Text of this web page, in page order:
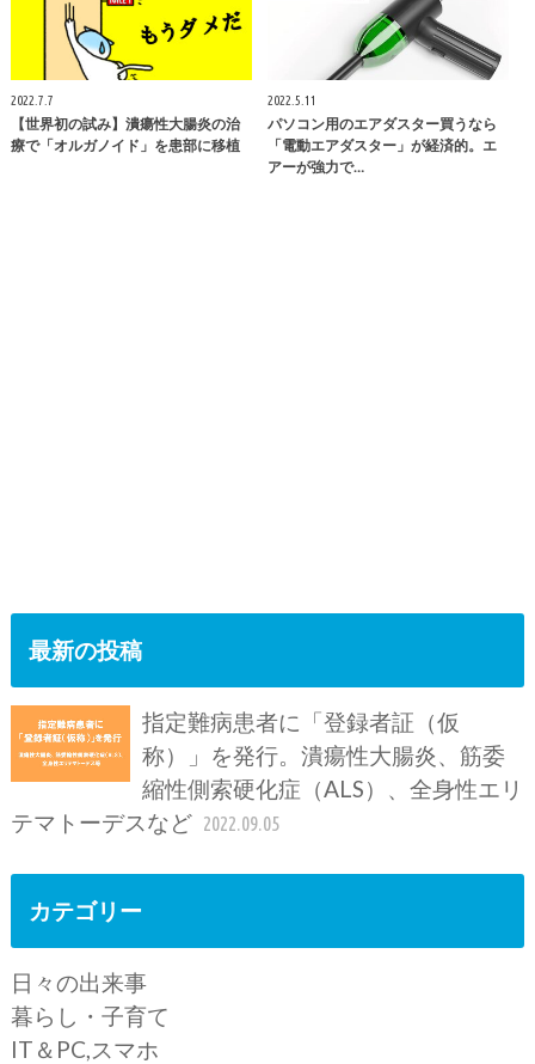
2022.7.7
【世界初の試み】潰瘍性大腸炎の治
療で「オルガノイド」を患部に移植
2022.5.11
パソコン用のエアダスター買うなら
「電動エアダスター」が経済的。エ
アーが強力で…
最新の投稿
指定難病患者に「登録者証（仮
称）」を発行。潰瘍性大腸炎、筋委
縮性側索硬化症（ALS）、全身性エリ
テマトーデスなど 2022.09.05
カテゴリー
日々の出来事
暮らし・子育て
IT＆PC,スマホ